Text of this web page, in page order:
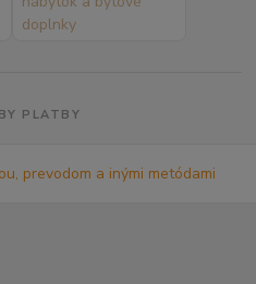
PLATBY